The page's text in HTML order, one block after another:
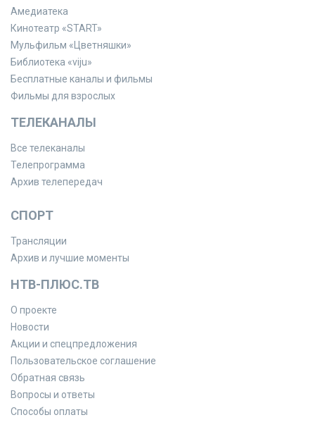
Амедиатека
Кинотеатр «START»
Мульфильм «Цветняшки»
Библиотека «viju»
Бесплатные каналы и фильмы
Фильмы для взрослых
ТЕЛЕКАНАЛЫ
Все телеканалы
Телепрограмма
Архив телепередач
СПОРТ
Трансляции
Архив и лучшие моменты
НТВ-ПЛЮС.ТВ
О проекте
Новости
Акции и спецпредложения
Пользовательское соглашение
Обратная связь
Вопросы и ответы
Способы оплаты